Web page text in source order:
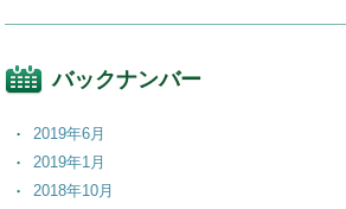
バックナンバー
2019年6月
2019年1月
2018年10月